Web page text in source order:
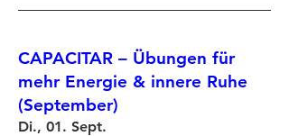
CAPACITAR – Übungen für
mehr Energie & innere Ruhe
(September)
Di., 01. Sept.